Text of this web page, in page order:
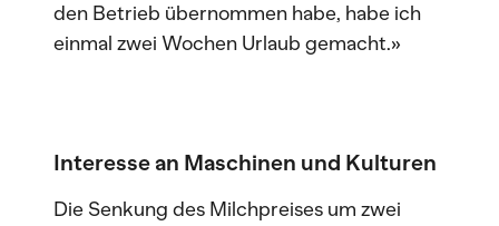
den Betrieb übernommen habe, habe ich
einmal zwei Wochen Urlaub gemacht.»
Interesse an Maschinen und Kulturen
Die Senkung des Milchpreises um zwei